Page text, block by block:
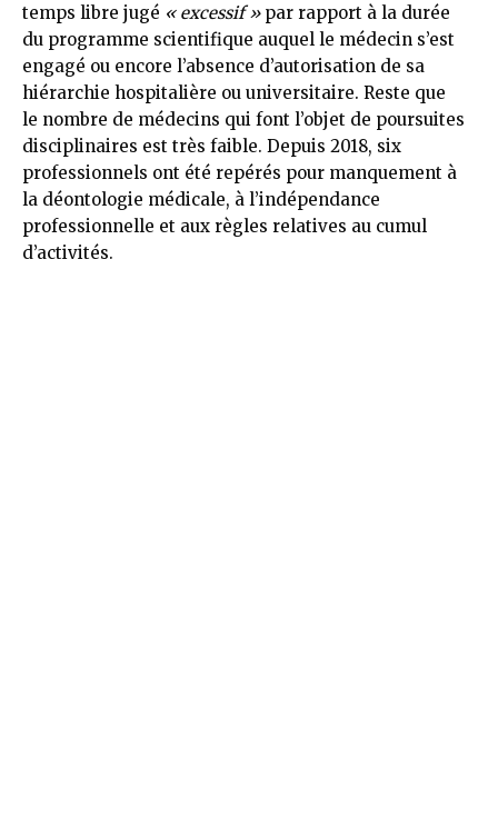
temps libre jugé « excessif »par rapport à la durée
du programme scientifique auquel le médecin s’est
engagé ou encore l’absence d’autorisation de sa
hiérarchie hospitalière ou universitaire. Reste que
le nombre de médecins qui font l’objet de poursuites
disciplinaires est très faible. Depuis 2018, six
professionnels ont été repérés pour manquement à
la déontologie médicale, à l’indépendance
professionnelle et aux règles relatives au cumul
d’activités.